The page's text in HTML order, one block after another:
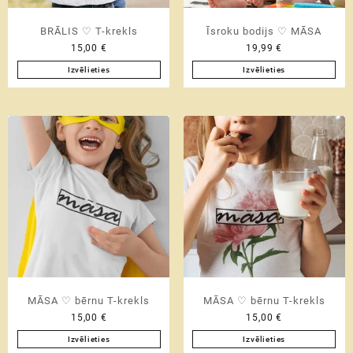
page
page
BRĀLIS ♡ T-krekls
15,00 €
Izvēlieties
This
has
multiple
variants.
The
options
may
be
chosen
on
page
Īsroku bodijs ♡ MĀSA
19,99€
Izvēlieties
This
has
multiple
variants.
The
options
may
be
chosen
on
page
MĀSA ♡ bērnu T-krekls
15,00 €
Izvēlieties
MĀSA ♡ bērnu T-krekls
15,00€
Izvēlieties